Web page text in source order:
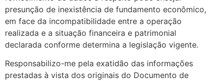
presunção de inexistência de fundamento econômico,
em face da incompatibilidade entre a operação
realizada e a situação financeira e patrimonial
declarada conforme determina a legislação vigente.
Responsabilizo-me pela exatidão das informações
prestadas à vista dos originais do Documento de